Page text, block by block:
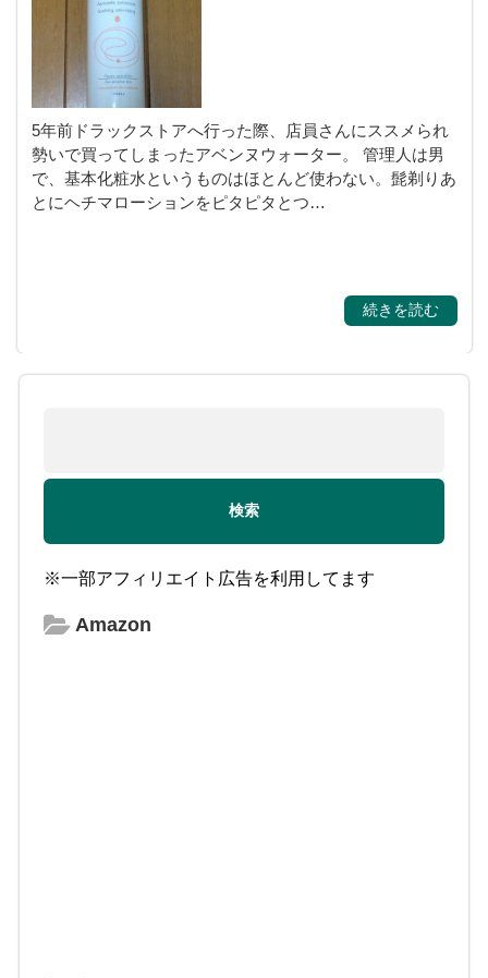
購入商品のレビュー
5年前ドラックストアへ行った際、店員さんにススメられ
勢いで買ってしまったアベンヌウォーター。 管理人は男
で、基本化粧水というものはほとんど使わない。髭剃りあ
とにヘチマローションをピタピタとつ…
続きを読む
※一部アフィリエイト広告を利用してます
Amazon